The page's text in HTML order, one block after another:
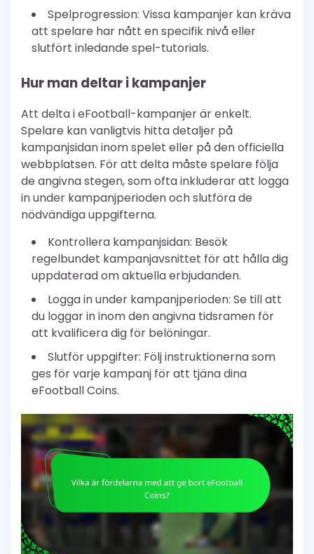
Spelprogression: Vissa kampanjer kan kräva
att spelare har nått en specifik nivå eller
slutfört inledande spel-tutorials.
Hur man deltar i kampanjer
Att delta i eFootball-kampanjer är enkelt.
Spelare kan vanligtvis hitta detaljer på
kampanjsidan inom spelet eller på den officiella
webbplatsen. För att delta måste spelare följa
de angivna stegen, som ofta inkluderar att logga
in under kampanjperioden och slutföra de
nödvändiga uppgifterna.
Kontrollera kampanjsidan: Besök
regelbundet kampanjavsnittet för att hålla dig
uppdaterad om aktuella erbjudanden.
Logga in under kampanjperioden: Se till att
du loggar in inom den angivna tidsramen för
att kvalificera dig för belöningar.
Slutför uppgifter: Följ instruktionerna som
ges för varje kampanj för att tjäna dina
eFootball Coins.